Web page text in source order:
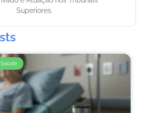
Superiores.